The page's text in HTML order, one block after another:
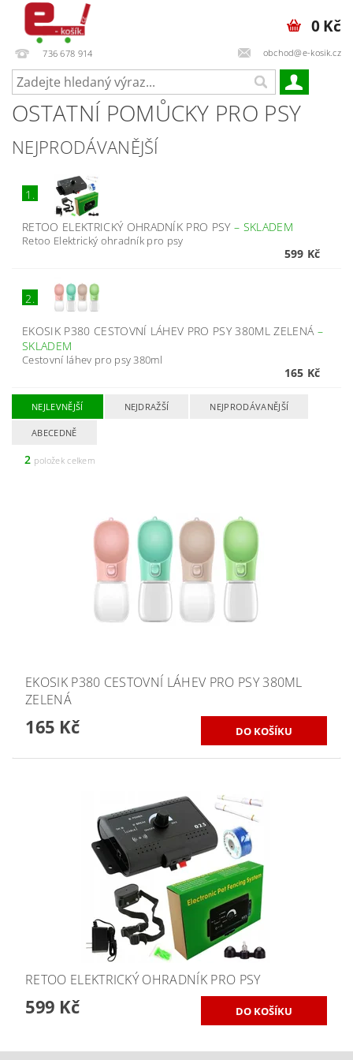
736 678 914 obchod@e-kosik.cz
0 Kč
OSTATNÍ POMŮCKY PRO PSY
NEJPRODÁVANĚJŠÍ
1.
RETOO ELEKTRICKÝ OHRADNÍK PRO PSY– SKLADEM
Retoo Elektrický ohradník pro psy
599 Kč
2.
EKOSIK P380 CESTOVNÍ LÁHEV PRO PSY 380ML ZELENÁ –
SKLADEM
Cestovní láhev pro psy 380ml
165 Kč
NEJLEVNĚJŠÍ NEJDRAŽŠÍ NEJPRODÁVANĚJŠÍ
ABECEDNĚ
2 položek celkem
EKOSIK P380 CESTOVNÍ LÁHEV PRO PSY 380ML
ZELENÁ
165 Kč
RETOO ELEKTRICKÝ OHRADNÍK PRO PSY
599 Kč